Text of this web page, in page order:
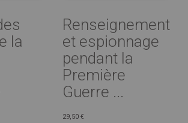
la
Renseignement
et espionnage
pendant la
Première
Guerre ...
29,50 €